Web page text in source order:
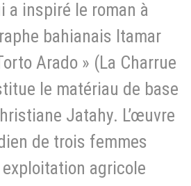
a inspiré le roman à
bahianais Itamar
Arado » (La Charrue
le matériau de base
Jatahy. L’œuvre
de trois femmes
agricole